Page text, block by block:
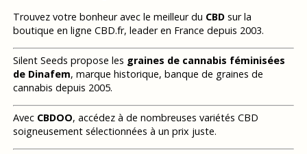
Trouvez votre bonheur avec le meilleur du CBDsur la
boutique en ligne CBD.fr, leader en France depuis 2003.
Silent Seeds propose les graines de cannabis féminisées
de Dinafem, marque historique, banque de graines de
cannabis depuis 2005.
Avec CBDOO, accédez à de nombreuses variétés CBD
soigneusement sélectionnées à un prix juste.